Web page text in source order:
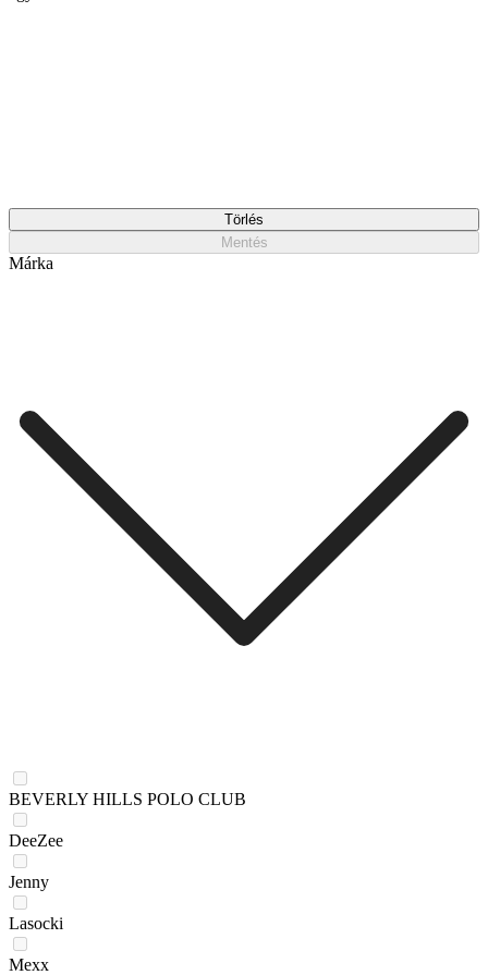
Törlés
Mentés
Márka
BEVERLY HILLS POLO CLUB
DeeZee
Jenny
Lasocki
Mexx